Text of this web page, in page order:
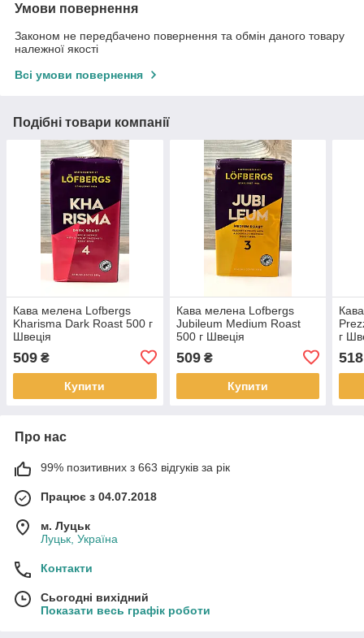
Умови повернення
Законом не передбачено повернення та обмін даного товару
належної якості
Всі умови повернення
Подібні товари компанії
Кава мелена Lofbergs
Kharisma Dark Roast 500 г
Швеція
509 ₴
Купити
Кава мелена Lofbergs
Jubileum Medium Roast
500 г Швеція
509₴
Купити
г
518
Про нас
99% позитивних з 663 відгуків за рік
Працює з 04.07.2018
м. Луцьк
Луцьк, Україна
Контакти
Сьогодні вихідний
Показати весь графік роботи